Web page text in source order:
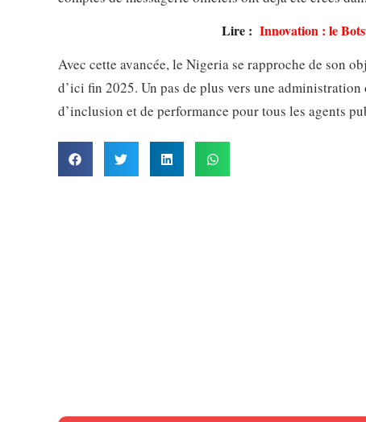
Lire : Innovation : le
Avec cette avancée, le Nigeria se rapproche de son
d’ici fin 2025. Un pas de plus vers une
d’inclusion et de performance pour tous les agents